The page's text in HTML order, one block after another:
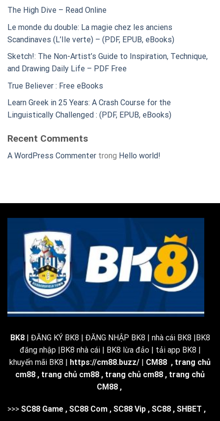
The High Dive – Read Online
Le monde du double: La magie chez les anciens
Scandinaves (L’Ile verte) – (PDF, EPUB, eBooks)
Sketch!: The Non-Artist’s Guide to Inspiration, Technique,
and Drawing Daily Life – PDF Free
True Believer : Free eBooks
Learn Greek in 25 Years: A Crash Course for the
Linguistically Challenged : (PDF, EPUB, eBooks)
Recent Comments
A WordPress Commenter trong Hello world!
BK8| ĐĂNG KÝ BK8 | ĐĂNG NHẬP BK8 | nhà cái BK8 |BK8
đăng nhập |BK8 nhà cái | BK8 lừa đảo | tải app BK8 |
khuyến mãi BK8 | https://cm88.buzz/ | CM88 , trang chủ
cm88 , trang chủ cm88 , trang chủ cm88 , trang chủ
CM88,
>>> SC88 Game , SC88 Com , SC88 Vip , SC88 , SHBET ,